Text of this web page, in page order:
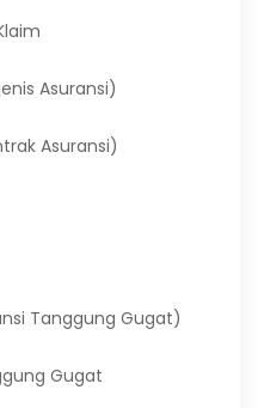
Asuransi)
Asuransi)
Tanggung Gugat)
Gugat